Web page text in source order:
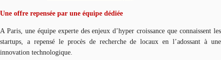
Une offre repensée par une équipe dédiée
A Paris, une équipe experte des enjeux d’hyper croissance que connaissent les
startups, a repensé le procès de recherche de locaux en l’adossant à une
innovation technologique.